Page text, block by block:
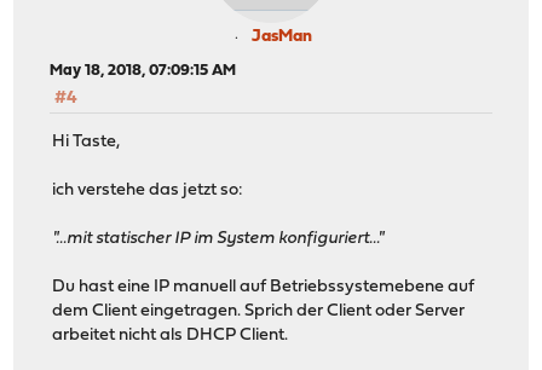
JasMan
May 18, 2018, 07:09:15 AM
#4
Hi Taste,
ich verstehe das jetzt so:
"...mit statischer IP im System konfiguriert..."
Du hast eine IP manuell auf Betriebssystemebene auf
dem Client eingetragen. Sprich der Client oder Server
arbeitet nicht als DHCP Client.